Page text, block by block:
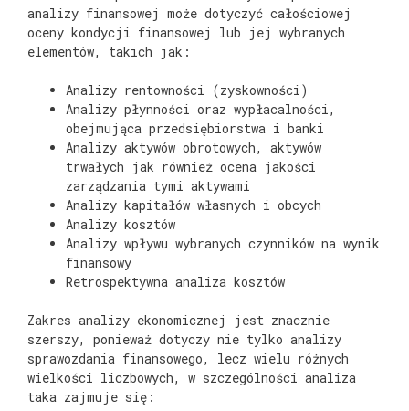
analizy finansowej może dotyczyć całościowej
oceny kondycji finansowej lub jej wybranych
elementów, takich jak:
Analizy rentowności (zyskowności)
Analizy płynności oraz wypłacalności,
obejmująca przedsiębiorstwa i banki
Analizy aktywów obrotowych, aktywów
trwałych jak również ocena jakości
zarządzania tymi aktywami
Analizy kapitałów własnych i obcych
Analizy kosztów
Analizy wpływu wybranych czynników na wynik
finansowy
Retrospektywna analiza kosztów
Zakres analizy ekonomicznej jest znacznie
szerszy, ponieważ dotyczy nie tylko analizy
sprawozdania finansowego, lecz wielu różnych
wielkości liczbowych, w szczególności analiza
taka zajmuje się: